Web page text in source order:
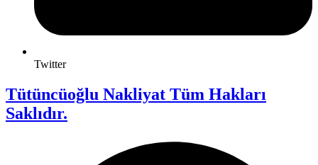
Twitter
Tütüncüoğlu Nakliyat Tüm Hakları
Saklıdır.